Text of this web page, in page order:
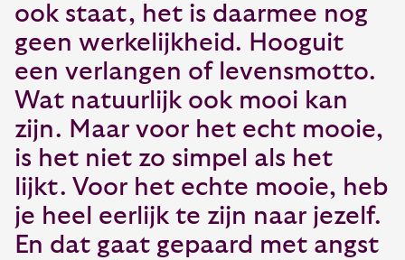
ook staat, het is daarmee nog
geen werkelijkheid. Hooguit
een verlangen of levensmotto.
Wat natuurlijk ook mooi kan
zijn. Maar voor het echt mooie,
is het niet zo simpel als het
lijkt. Voor het echte mooie, heb
je heel eerlijk te zijn naar jezelf.
En dat gaat gepaard met angst